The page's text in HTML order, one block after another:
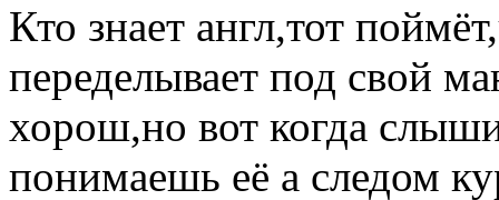
Кто знает англ,тот
переделывает под свой
хорош,но вот когда
понимаешь её а следом